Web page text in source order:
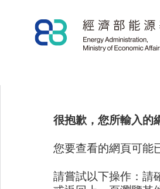
很抱歉，您所輸入的
您要查看的網頁可能
請嘗試以下操作：請